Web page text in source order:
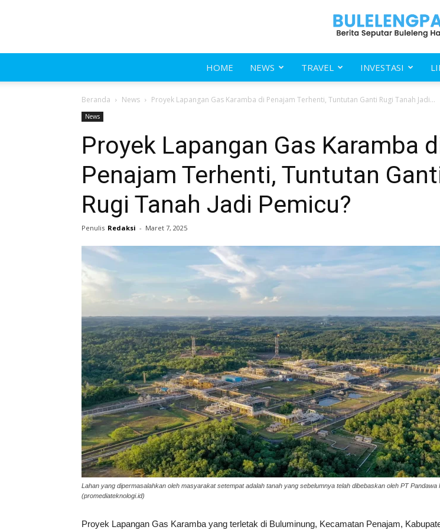
Pagi
HOME NEWS TRAVEL INVESTASI
Beranda News Proyek Lapangan Gas Karamba di Penajam Terhenti, Tuntutan Ganti Rugi Tanah Jadi...
News
Proyek Lapangan Gas Karamba
Penajam Terhenti, Tuntutan
Rugi Tanah Jadi Pemicu?
Penulis Redaksi - Maret 7, 2025
Lahan yang dipermasalahkan oleh masyarakat setempat adalah tanah yang sebelumnya telah dibebaskan oleh PT Pandawa
(promediateknologi.id)
Proyek Lapangan Gas Karamba yang terletak di Buluminung, Kecamatan Penajam,